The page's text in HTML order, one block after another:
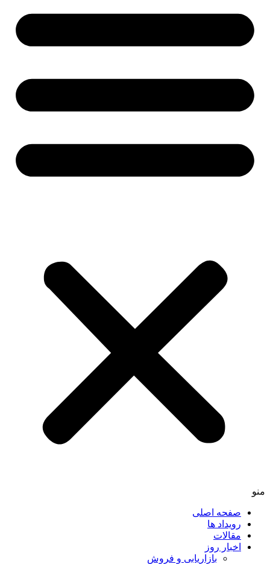
منو
صفحه اصلی
رویداد ها
مقالات
اخبار روز
بازاریابی و فروش